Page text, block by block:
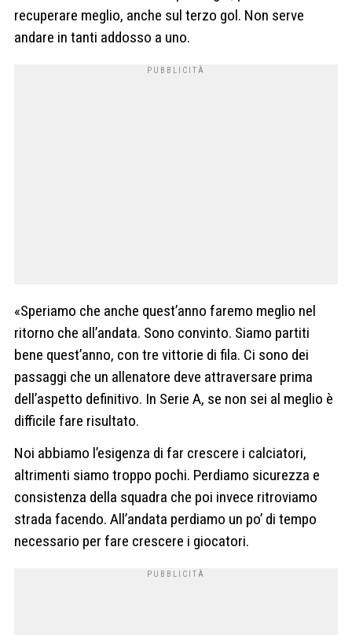
recuperare meglio, anche sul terzo gol. Non serve
andare in tanti addosso a uno.
«Speriamo che anche quest’anno faremo meglio nel
ritorno che all’andata. Sono convinto. Siamo partiti
bene quest’anno, con tre vittorie di fila. Ci sono dei
passaggi che un allenatore deve attraversare prima
dell’aspetto definitivo. In Serie A, se non sei al meglio è
difficile fare risultato.
Noi abbiamo l’esigenza di far crescere i calciatori,
altrimenti siamo troppo pochi. Perdiamo sicurezza e
consistenza della squadra che poi invece ritroviamo
strada facendo. All’andata perdiamo un po’ di tempo
necessario per fare crescere i giocatori.